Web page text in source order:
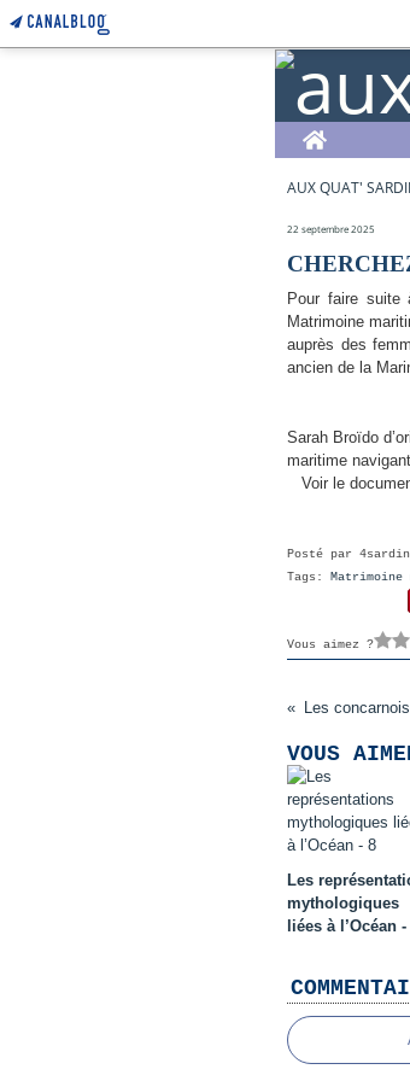
Home
AUX QUAT'
22 septembre 2025
Pour faire suite
Matrimoine
auprès des
ancien de la
Sarah Broïdo
maritime
Voir le
Posté par
Tags: Matrimoine
Vous aimez ?
Les
VOUS
Les
mythologiques
liées à l’Océan -